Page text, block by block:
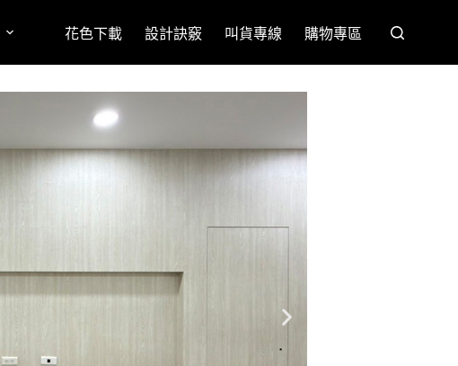
花色下載 設計訣竅 叫貨專線 購物專區